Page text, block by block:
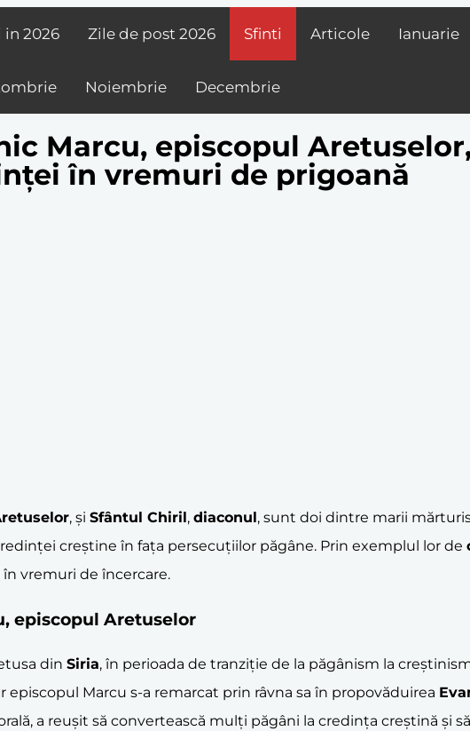
in 2026 Zile de post 2026 Sfinti Articole Ianuarie
Noiembrie Decembrie
Marcu, episcopul
în vremuri de prigoană
, și Sfântul Chiril, diaconul, sunt doi dintre marii
creștine în fața persecuțiilor păgâne. Prin exemplul lor de
vremuri de încercare.
episcopul Aretuselor
din Siria, în perioada de tranziție de la păgânism la
Marcu s-a remarcat prin râvna sa în propovăduirea
a reușit să convertească mulți păgâni la credința creștină